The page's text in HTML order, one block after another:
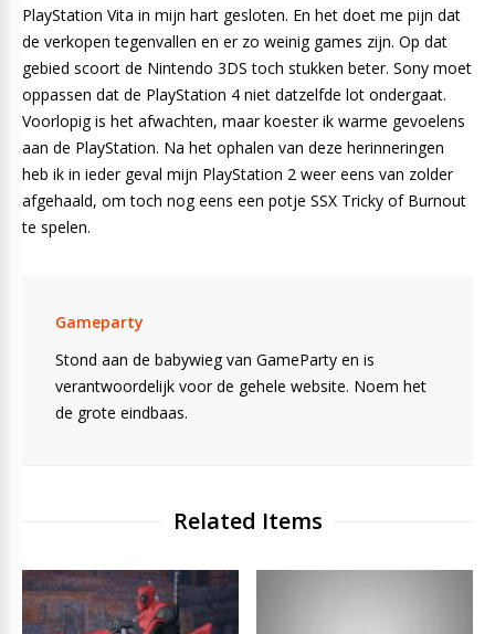
PlayStation Vita in mijn hart gesloten. En het doet me pijn dat
de verkopen tegenvallen en er zo weinig games zijn. Op dat
gebied scoort de Nintendo 3DS toch stukken beter. Sony moet
oppassen dat de PlayStation 4 niet datzelfde lot ondergaat.
Voorlopig is het afwachten, maar koester ik warme gevoelens
aan de PlayStation. Na het ophalen van deze herinneringen
heb ik in ieder geval mijn PlayStation 2 weer eens van zolder
afgehaald, om toch nog eens een potje SSX Tricky of Burnout
te spelen.
Gameparty
Stond aan de babywieg van GameParty en is
verantwoordelijk voor de gehele website. Noem het
de grote eindbaas.
Related Items